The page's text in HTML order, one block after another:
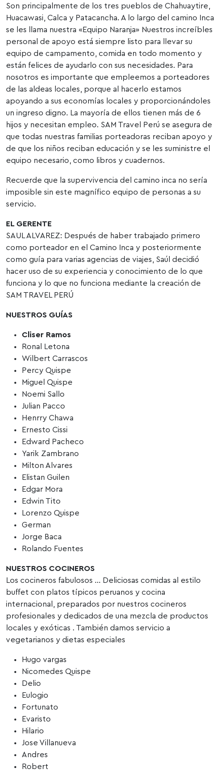
Son principalmente de los tres pueblos de Chahuaytire,
Huacawasi, Calca y Patacancha. A lo largo del camino Inca
se les llama nuestra «Equipo Naranja» Nuestros increíbles
personal de apoyo está siempre listo para llevar su
equipo de campamento, comida en todo momento y
están felices de ayudarlo con sus necesidades. Para
nosotros es importante que empleemos a porteadores
de las aldeas locales, porque al hacerlo estamos
apoyando a sus economías locales y proporcionándoles
un ingreso digno. La mayoría de ellos tienen más de 6
hijos y necesitan empleo. SAM Travel Perú se asegura de
que todas nuestras familias porteadoras reciban apoyo y
de que los niños reciban educación y se les suministre el
equipo necesario, como libros y cuadernos.
Recuerde que la supervivencia del camino inca no sería
imposible sin este magnífico equipo de personas a su
servicio.
EL GERENTE
SAUL ALVAREZ: Después de haber trabajado primero
como porteador en el Camino Inca y posteriormente
como guía para varias agencias de viajes, Saúl decidió
hacer uso de su experiencia y conocimiento de lo que
funciona y lo que no funciona mediante la creación de
SAM TRAVEL PERÚ
NUESTROS GUÍAS
Cliser Ramos
Ronal Letona
Wilbert Carrascos
Percy Quispe
Miguel Quispe
Noemi Sallo
Julian Pacco
Henrry Chawa
Ernesto Cissi
Edward Pacheco
Yarik Zambrano
Milton Alvares
Elistan Guilen
Edgar Mora
Edwin Tito
Lorenzo Quispe
German
Jorge Baca
Rolando Fuentes
NUESTROS COCINEROS
Los cocineros fabulosos … Deliciosas comidas al estilo
buffet con platos típicos peruanos y cocina
internacional, preparados por nuestros cocineros
profesionales y dedicados de una mezcla de productos
locales y exóticas . También damos servicio a
vegetarianos y dietas especiales
Hugo vargas
Nicomedes Quispe
Delio
Eulogio
Fortunato
Evaristo
Hilario
Jose Villanueva
Andres
Robert